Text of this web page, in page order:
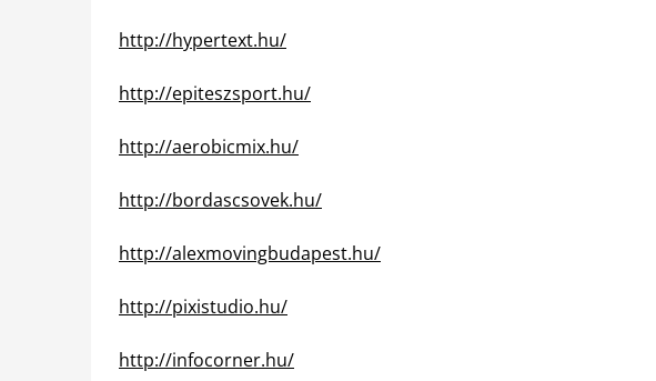
http://hypertext.hu/
http://epiteszsport.hu/
http://aerobicmix.hu/
http://bordascsovek.hu/
http://alexmovingbudapest.hu/
http://pixistudio.hu/
http://infocorner.hu/